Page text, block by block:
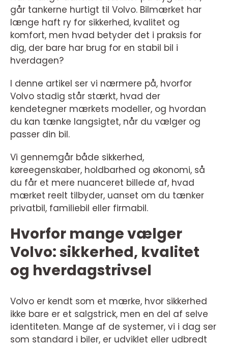
går tankerne hurtigt til Volvo. Bilmærket har
længe haft ry for sikkerhed, kvalitet og
komfort, men hvad betyder det i praksis for
dig, der bare har brug for en stabil bil i
hverdagen?
I denne artikel ser vi nærmere på, hvorfor
Volvo stadig står stærkt, hvad der
kendetegner mærkets modeller, og hvordan
du kan tænke langsigtet, når du vælger og
passer din bil.
Vi gennemgår både sikkerhed,
køreegenskaber, holdbarhed og økonomi, så
du får et mere nuanceret billede af, hvad
mærket reelt tilbyder, uanset om du tænker
privatbil, familiebil eller firmabil.
Hvorfor mange vælger
Volvo: sikkerhed, kvalitet
og hverdagstrivsel
Volvo er kendt som et mærke, hvor sikkerhed
ikke bare er et salgstrick, men en del af selve
identiteten. Mange af de systemer, vi i dag ser
som standard i biler, er udviklet eller udbredt